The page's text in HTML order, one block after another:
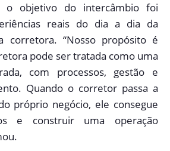
o objetivo do intercâmbio foi
reais do dia a dia da
corretora. “Nosso propósito é
pode ser tratada como uma
com processos, gestão e
Quando o corretor passa a
próprio negócio, ele consegue
e construir uma operação